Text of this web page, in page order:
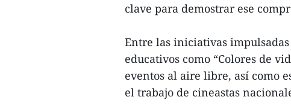
clave para demostrar ese
Entre las iniciativas
educativos como “Colores de
eventos al aire libre, así como
el trabajo de cineastas